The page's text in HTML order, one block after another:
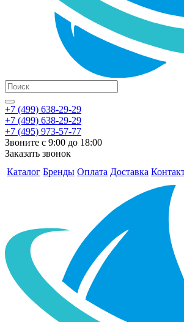
+7 (499) 638-29-29
+7 (499) 638-29-29
+7 (495) 973-57-77
Звоните с 9:00 до 18:00
Заказать звонок
Каталог Бренды Оплата Доставка